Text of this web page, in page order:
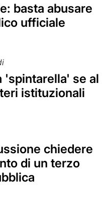
basta abusare
ufficiale
'spintarella' se al
istituzionali
chiedere
di un terzo